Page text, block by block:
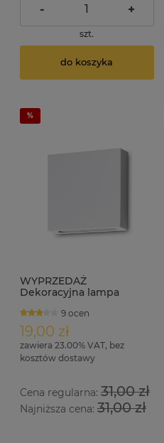
- +
szt.
do koszyka
WYPRZEDAŻ
Dekoracyjna lampa
6cm 230V 4000K LEDia-11
biała
9 ocen
19,00 zł
zawiera 23.00% VAT, bez
kosztów dostawy
Cena regularna: 31,00 zł
Najniższa cena: 31,00 zł